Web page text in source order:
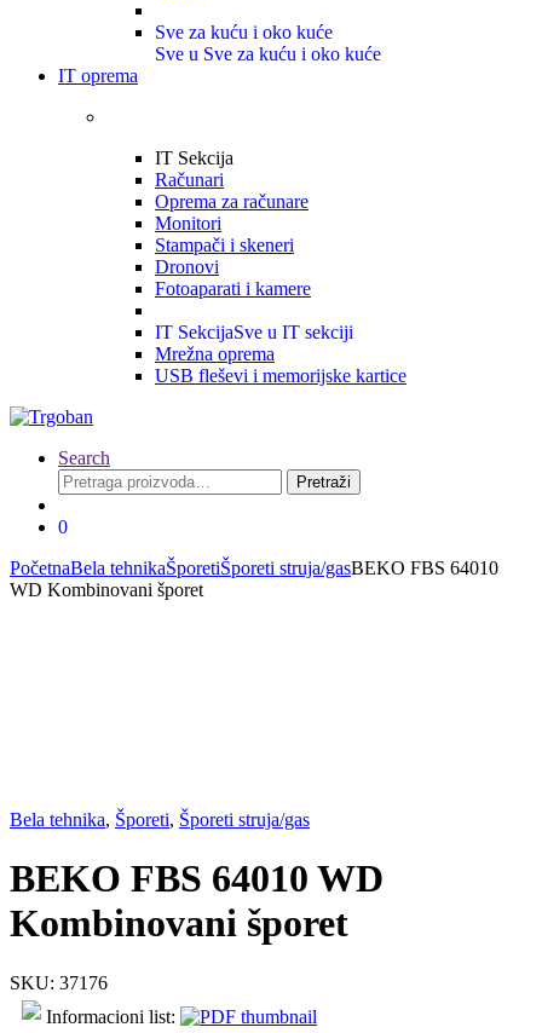
Sve za kuću i oko kuće
Sve u Sve za kuću i oko kuće
IT oprema
IT Sekcija
Računari
Oprema za računare
Monitori
Stampači i skeneri
Dronovi
Fotoaparati i kamere
IT SekcijaSve u IT sekciji
Mrežna oprema
USB fleševi i memorijske kartice
Search
Pretraga
za:
Pretraži
0
PočetnaBela tehnikaŠporetiŠporeti struja/gasBEKO FBS 64010
WD Kombinovani šporet
Bela tehnika, Šporeti, Šporeti struja/gas
BEKO FBS 64010 WD
Kombinovani šporet
SKU: 37176
Informacioni list: